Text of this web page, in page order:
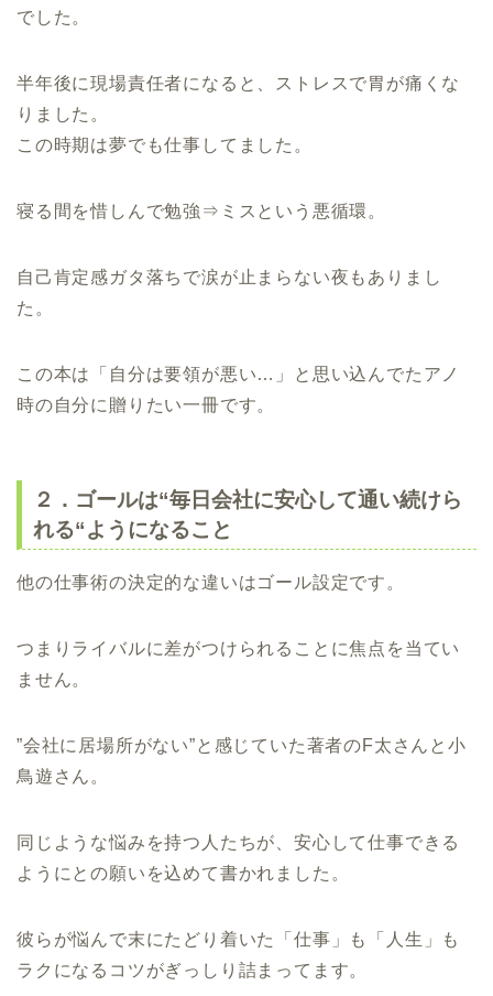
でした。
半年後に現場責任者になると、ストレスで胃が痛くな
りました。
この時期は夢でも仕事してました。
寝る間を惜しんで勉強⇒ミスという悪循環。
自己肯定感ガタ落ちで涙が止まらない夜もありまし
た。
この本は「自分は要領が悪い…」と思い込んでたアノ
時の自分に贈りたい一冊です。
２．ゴールは“毎日会社に安心して通い続けら
れる“ようになること
他の仕事術の決定的な違いはゴール設定です。
つまりライバルに差がつけられることに焦点を当てい
ません。
”会社に居場所がない”と感じていた著者のF太さんと小
鳥遊さん。
同じような悩みを持つ人たちが、安心して仕事できる
ようにとの願いを込めて書かれました。
彼らが悩んで末にたどり着いた「仕事」も「人生」も
ラクになるコツがぎっしり詰まってます。